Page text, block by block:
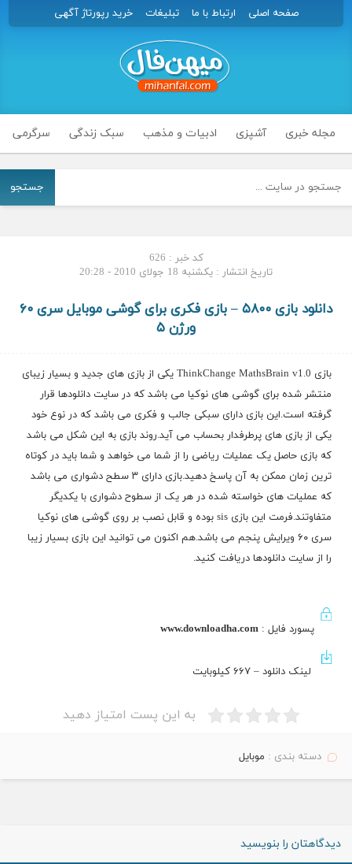
صفحه اصلی ارتباط با ما تبلیغات خرید رپورتاژ آگهی
مجله خبری آشپزی ادبیات و مذهب سبک زندگی سرگرمی
جستجو
کد خبر : 626
تاریخ انتشار : یکشنبه 18 جولای 2010 - 20:28
دانلود بازی ۵۸۰۰ – بازی فکری برای گوشی موبایل سری ۶۰
ورژن ۵
بازی ThinkChange MathsBrain v1.0 یکی از بازی های جدید و بسیار زیبای
منتشر شده برای گوشی های نوکیا می باشد که در سایت دانلودها قرار
گرفته است.این بازی دارای سبکی جالب و فکری می باشد که در نوع خود
یکی از بازی های پرطرفدار بحساب می آید.روند بازی به این شکل می باشد
که بازی حاصل یک عملیات ریاضی را از شما می خواهد و شما باید در کوتاه
ترین زمان ممکن به آن پاسخ دهید.بازی دارای ۳ سطح دشواری می باشد
که عملیات های خواسته شده در هر یک از سطوح دشواری با یکدیگر
متفاوتند.فرمت این بازی sis بوده و قابل نصب بر روی گوشی های نوکیا
سری ۶۰ ویرایش پنجم می باشد.هم اکنون می توانید این بازی بسیار زیبا
را از سایت دانلودها دریافت کنید.
پسورد فایل : www.downloadha.com
لینک دانلود – ۶۶۷ کیلوبایت
به این پست امتیاز دهید
دسته بندی : موبایل
دیدگاهتان را بنویسید